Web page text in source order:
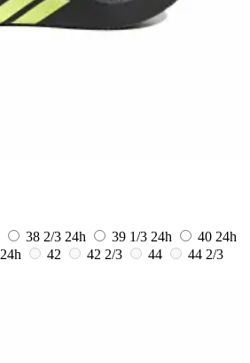
38 2/3 24h 39 1/3 24h 40 24h
24h 42 42 2/3 44
44 2/3